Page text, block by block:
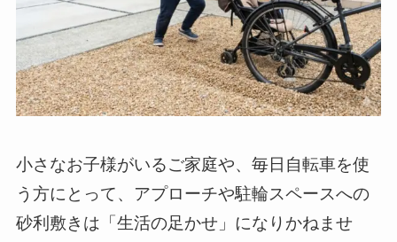
小さなお子様がいるご家庭や、毎日自転車を使
う方にとって、アプローチや駐輪スペースへの
砂利敷きは「生活の足かせ」になりかねませ